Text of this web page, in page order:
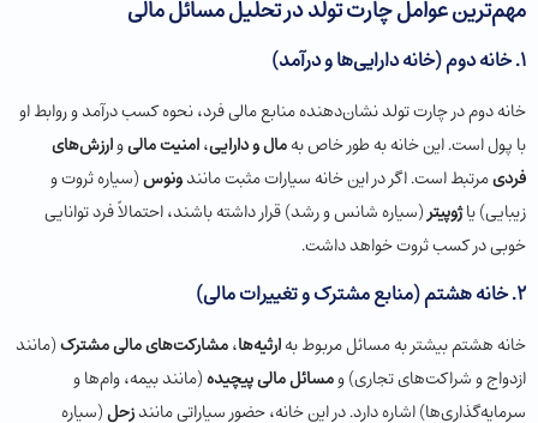
مهم‌ترین عوامل چارت تولد در تحلیل مسائل مالی
1. خانه دوم (خانه دارایی‌ها و درآمد)
خانه دوم در چارت تولد نشان‌دهنده منابع مالی فرد، نحوه کسب درآمد و روابط او
با پول است. این خانه به طور خاص بهمال و دارایی،امنیت مالیوارزش‌های
فردیمرتبط است. اگر در این خانه سیارات مثبت مانندونوس(سیاره ثروت و
زیبایی) یاژوپیتر(سیاره شانس و رشد) قرار داشته باشند، احتمالاً فرد توانایی
خوبی در کسب ثروت خواهد داشت.
2. خانه هشتم (منابع مشترک و تغییرات مالی)
خانه هشتم بیشتر به مسائل مربوط بهارثیه‌ها،مشارکت‌های مالی مشترک(مانند
ازدواج و شراکت‌های تجاری) ومسائل مالی پیچیده(مانند بیمه، وام‌ها و
سرمایه‌گذاری‌ها) اشاره دارد. در این خانه، حضور سیاراتی مانندزحل(سیاره